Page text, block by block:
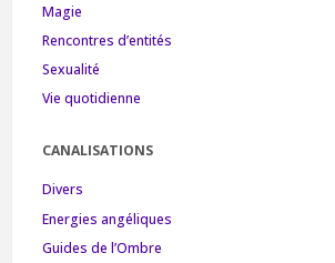
Magie
Rencontres d’entités
Sexualité
Vie quotidienne
CANALISATIONS
Divers
Energies angéliques
Guides de l’Ombre